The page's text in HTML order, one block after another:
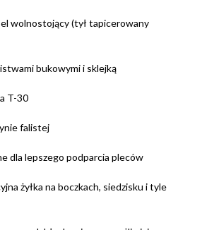
wolnostojący (tył tapicerowany
bukowymi i sklejką
T-30
falistej
dla lepszego podparcia pleców
żyłka na boczkach, siedzisku i tyle